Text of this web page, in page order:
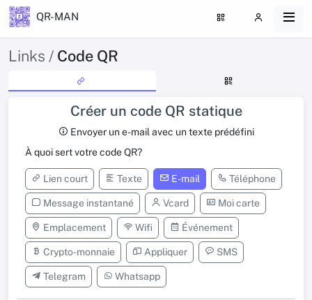
QR-MAN
Links / Code QR
Créer un code QR statique
Envoyer un e-mail avec un texte prédéfini
À quoi sert votre code QR?
Lien court Texte E-mail Téléphone
Message instantané Vcard Moi carte
Emplacement Wifi Événement
Crypto-monnaie Appliquer SMS
Telegram Whatsapp